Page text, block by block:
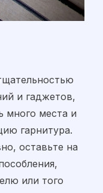
и гаджетов,
много места и
гарнитура.
оставьте на
или того